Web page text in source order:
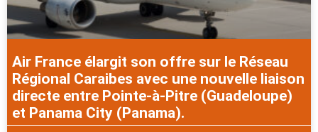
Air France élargit son offre sur le Réseau
Régional Caraibes avec une nouvelle liaison
directe entre Pointe-à-Pitre (Guadeloupe)
et Panama City (Panama).